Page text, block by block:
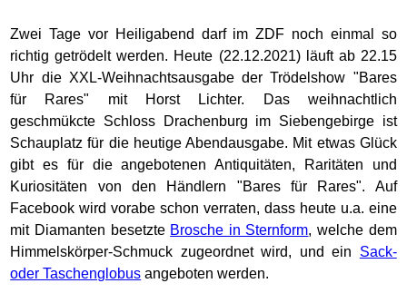
Zwei Tage vor Heiligabend darf im ZDF noch einmal so
richtig getrödelt werden. Heute (22.12.2021) läuft ab 22.15
Uhr die XXL-Weihnachtsausgabe der Trödelshow "Bares
für Rares" mit Horst Lichter. Das weihnachtlich
geschmükcte Schloss Drachenburg im Siebengebirge ist
Schauplatz für die heutige Abendausgabe. Mit etwas Glück
gibt es für die angebotenen Antiquitäten, Raritäten und
Kuriositäten von den Händlern "Bares für Rares". Auf
Facebook wird vorabe schon verraten, dass heute u.a. eine
mit Diamanten besetzte Brosche in Sternform, welche dem
Himmelskörper-Schmuck zugeordnet wird, und ein Sack-
oder Taschenglobus angeboten werden.